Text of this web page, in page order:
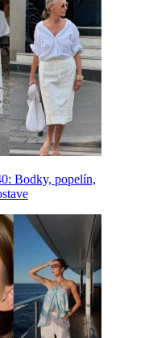
Bodky, popelín,